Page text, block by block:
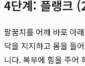
4단계: 플랭크
팔꿈치를 어깨 바로 아
닥을 지지하고 몸을 들
니다. 복부에 힘을 주어